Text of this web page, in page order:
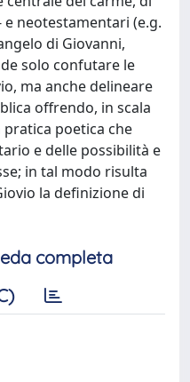
neotestamentari (e.g.
di Giovanni,
solo confutare le
ma anche delineare
offrendo, in scala
poetica che
e delle possibilità e
in tal modo risulta
la definizione di
completa